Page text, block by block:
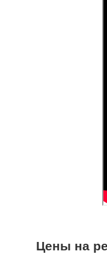
Цены на